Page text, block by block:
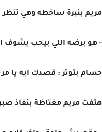
مريم بنبرة ساخطه وهي تنظر
- هو برضه اللي بيحب يشوف
حسام بتوتر : قصدك ايه يا
هتفت مريم مغتاظة بنفاذ